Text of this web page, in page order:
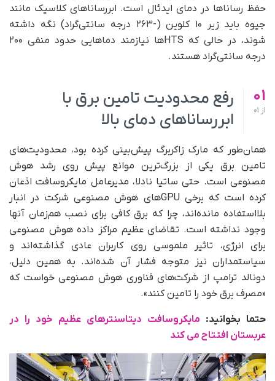
حفظ رساناها در دمای ایدئال است. ابررساناهای کلاسیک مانند
جیوه باید زیر ۱۰ کلوین (-۲۶۳ درجه سانتی‌گراد) نگه داشته
شوند، در حالی که HTSها نیازمند دماهایی حدود منفی ۲۰۰
درجه سانتی‌گراد هستند.
01
از
رفع محدودیت تامین برق با
ابررساناهای دمای بالا
همان‌طور که مارک زاکربرگ پیش‌بینی کرده بود، محدودیت‌های
تامین برق یکی از بزرگ‌ترین موانع پیش روی رشد هوش
مصنوعی است. حتی ساتیا نادلا، مدیرعامل مایکروسافت اذعان
کرده است که برخی GPUهای هوش مصنوعی شرکت در انبار
بلااستفاده مانده‌اند، چرا که برق کافی برای نصب هم‌زمان آنها
وجود نداشته است. تقاضای عظیم مراکز داده هوش مصنوعی
برای انرژی، تاثیر ملموسی روی کاربران عادی گذاشته‌اند و
سیاستمداران نیز متوجه فشار آن شده‌اند. به همین دلیل،
دونالد ترامپ از شرکت‌های فناوری هوش مصنوعی خواست که
«مصرف برق خود را تامین کنند».
حتما بخوانید: مایکروسافت دیتاسنترهای عظیم خود را در
عربستان افتتاح می‌ کند